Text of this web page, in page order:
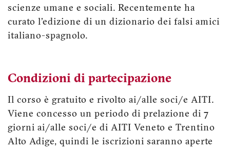
scienze umane e sociali. Recentemente ha
curato l'edizione di un dizionario dei falsi amici
italiano-spagnolo.
Condizioni di partecipazione
Il corso è gratuito e rivolto ai/alle soci/e AITI.
Viene concesso un periodo di prelazione di 7
giorni ai/alle soci/e di AITI Veneto e Trentino
Alto Adige, quindi le iscrizioni saranno aperte